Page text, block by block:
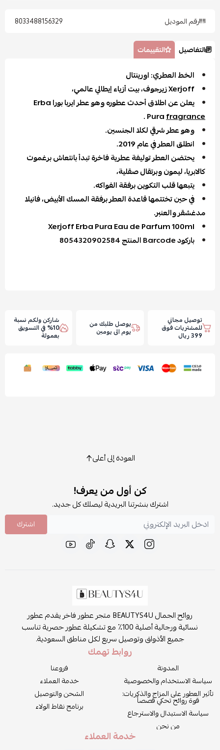
رقم الموديل 8033488156329
التفاصيل التقييمات
الخط العطري: اورينتال
Xerjoff زيرجوف، بيت أزياء إيطالي عالمي،
يعلن عن اطلاق أحدث عطوره وهو عطر ايربا بورا Erba
Purafragrance
.
وهو عطر شرقي لكلا الجنسين.
انطلق العطر في عام 2019.
يحتضن العطر توليفة عطرية فاخرة تبدأ بانتعاش برغموت
كالابريا، ليمون وبرتقال صقلية،
يتبعها قلب التكوين برفقة الفواكه.
في حين تختتمها قاعدة العطر برفقة المسك الأبيض، فانيلا
مدغشقر والعنبر.
Xerjoff Erba Pura Eau de Parfum 100ml
باركود Barcode المنتج 8054320902584
توصيل مجاني
للمشتريات فوق
399 ريال
يوصل طلبك من
يوم الى يومين
شاركن ولكم نسبة
10% في التسويق
بعمولة
العودة إلى أعلى
كن أول من يعرف!
اشترك بنشرتنا البريدية ليصلك كل جديد.
اشترك
روائح الجمال BEAUTYS4U متجر عطور فاخر يقدم عطور
نسائية ورجالية أصلية 100٪ مع تشكيلة عطور حصرية تناسب
جميع الأذواق وتوصيل سريع لكل مناطق السعودية.
روابط تهمك
المدونة
سياسة الاستخدام والخصوصية
تأثير العطور على المزاج والذكريات:
قوة روائح تحكي قصصاً
سياسة الاستبدال والاسترجاع
من نحن
فروعنا
خدمة العملاء
الشحن والتوصيل
برنامج نقاط الولاء
خدمة العملاء